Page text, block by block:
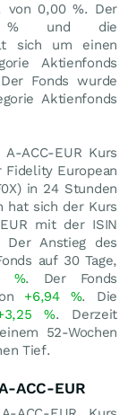
von 0,00 %. Der
% und die
sich um einen
Aktienfonds
Fonds wurde
Aktienfonds
ACC-EUR Kurs
European
in 24 Stunden
hat sich der Kurs
mit der ISIN
Anstieg des
auf 30 Tage,
%. Der Fonds
+6,94 %. Die
%. Derzeit
52-Wochen
Tief.
ACC-EUR